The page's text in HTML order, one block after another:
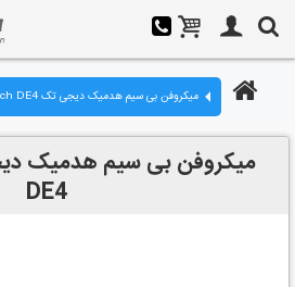
میکروفن بی سیم هدمیک دیجی تک DG Tech DE4
DE4